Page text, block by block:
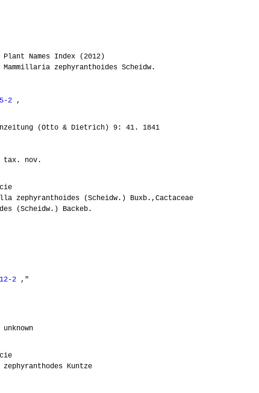
Names Index (2012)
zephyranthoides Scheidw.
2 ,
(Otto & Dietrich) 9: 41. 1841
tax. nov.
zephyranthoides (Scheidw.) Buxb.,Cactaceae
(Scheidw.) Backeb.
2 ,"
unknown
zephyranthodes Kuntze